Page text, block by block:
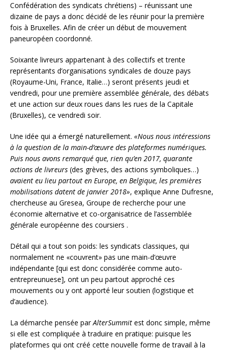
Confédération des syndicats chrétiens) – réunissant une
dizaine de pays a donc décidé de les réunir pour la première
fois à Bruxelles. Afin de créer un début de mouvement
paneuropéen coordonné.
Soixante livreurs appartenant à des collectifs et trente
représentants d’organisations syndicales de douze pays
(Royaume-Uni, France, Italie…) seront présents jeudi et
vendredi, pour une première assemblée générale, des débats
et une action sur deux roues dans les rues de la Capitale
(Bruxelles), ce vendredi soir.
Une idée qui a émergé naturellement. «Nous nous intéressions
à la question de la main-d’œuvre des plateformes numériques.
Puis nous avons remarqué que, rien qu’en 2017, quarante
actions de livreurs (des grèves, des actions symboliques…)
avaient eu lieu partout en Europe, en Belgique, les premières
mobilisations datent de janvier 2018», explique Anne Dufresne,
chercheuse au Gresea, Groupe de recherche pour une
économie alternative et co-organisatrice de l’assemblée
générale européenne des coursiers .
Détail qui a tout son poids: les syndicats classiques, qui
normalement ne «couvrent» pas une main-d’œuvre
indépendante [qui est donc considérée comme auto-
entrepreunuese], ont un peu partout approché ces
mouvements ou y ont apporté leur soutien (logistique et
d’audience).
La démarche pensée parAlterSummit est donc simple, même
si elle est compliquée à traduire en pratique: puisque les
plateformes qui ont créé cette nouvelle forme de travail à la